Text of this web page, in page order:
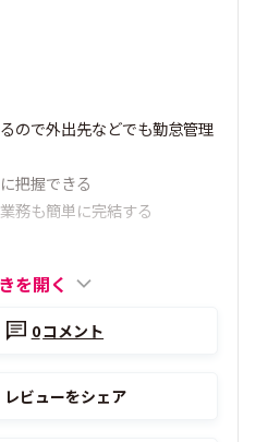
ので外出先などでも勤怠管理
把握できる
務も簡単に完結する
を開く
0コメント
レビューをシェア